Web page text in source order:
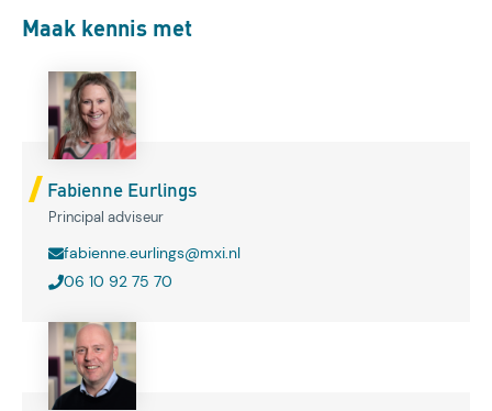
Maak kennis met
Fabienne Eurlings
Principal adviseur
fabienne.eurlings@mxi.nl
06 10 92 75 70